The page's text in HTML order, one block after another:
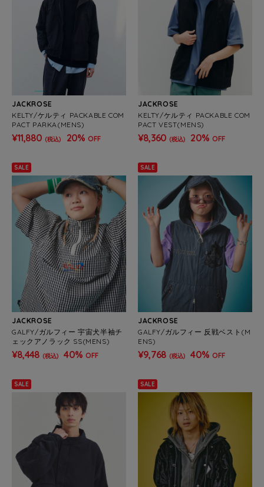
JACKROSE
KELTY/ケルティ PACKABLE COM
PACT PARKA(MENS)
¥11,880 (税込) 20% OFF
JACKROSE
KELTY/ケルティ PACKABLE COM
PACT VEST(MENS)
¥8,360 (税込) 20% OFF
SALE
JACKROSE
GALFY/ガルフィー 宇宙犬半袖チ
ェックアノラック SS(MENS)
¥8,448 (税込) 40% OFF
SALE
JACKROSE
GALFY/ガルフィー 反戦ベスト(M
ENS)
¥9,768 (税込) 40% OFF
SALE SALE